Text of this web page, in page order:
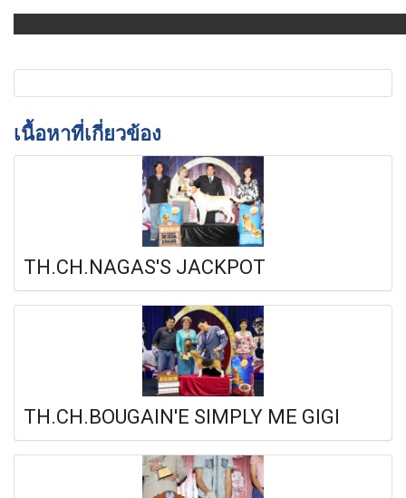
เนื้อหาที่เกี่ยวข้อง
TH.CH.NAGAS'S JACKPOT
TH.CH.BOUGAIN'E SIMPLY ME GIGI